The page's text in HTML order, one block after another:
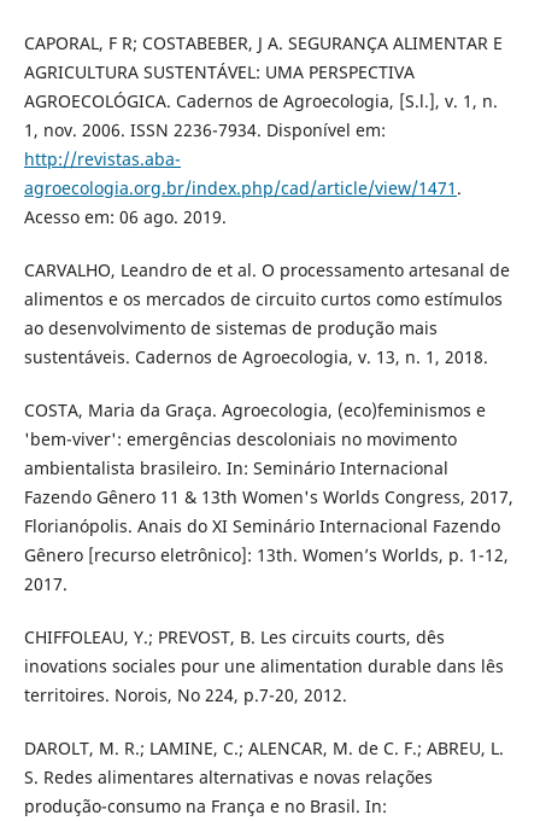
CAPORAL, F R; COSTABEBER, J A. SEGURANÇA ALIMENTAR E
AGRICULTURA SUSTENTÁVEL: UMA PERSPECTIVA
AGROECOLÓGICA. Cadernos de Agroecologia, [S.l.], v. 1, n.
1, nov. 2006. ISSN 2236-7934. Disponível em:
http://revistas.aba-
agroecologia.org.br/index.php/cad/article/view/1471 .
Acesso em: 06 ago. 2019.
CARVALHO, Leandro de et al. O processamento artesanal de
alimentos e os mercados de circuito curtos como estímulos
ao desenvolvimento de sistemas de produção mais
sustentáveis. Cadernos de Agroecologia, v. 13, n. 1, 2018.
COSTA, Maria da Graça. Agroecologia, (eco)feminismos e
'bem-viver': emergências descoloniais no movimento
ambientalista brasileiro. In: Seminário Internacional
Fazendo Gênero 11 & 13th Women's Worlds Congress, 2017,
Florianópolis. Anais do XI Seminário Internacional Fazendo
Gênero [recurso eletrônico]: 13th. Women’s Worlds, p. 1-12,
2017.
CHIFFOLEAU, Y.; PREVOST, B. Les circuits courts, dês
inovations sociales pour une alimentation durable dans lês
territoires. Norois, No 224, p.7-20, 2012.
DAROLT, M. R.; LAMINE, C.; ALENCAR, M. de C. F.; ABREU, L.
S. Redes alimentares alternativas e novas relações
produção-consumo na França e no Brasil. In: